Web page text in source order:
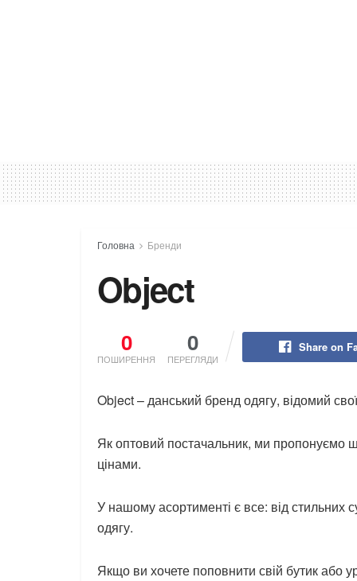
Головна Бренди
Object
0
ПОШИРЕННЯ
0
ПЕРЕГЛЯДИ
Share on
Object – данський бренд одягу, відомий
Як оптовий постачальник, ми пропонуємо
цінами.
У нашому асортименті є все: від стильних
одягу.
Якщо ви хочете поповнити свій бутик або